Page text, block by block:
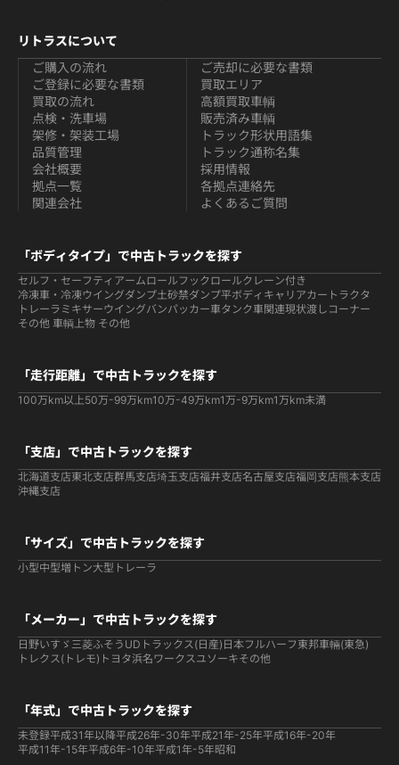
リトラスについて
ご購入の流れ
ご登録に必要な書類
買取の流れ
ご売却に必要な書類
買取エリア
高額買取車輌
点検・洗車場
架修・架装工場
品質管理
販売済み車輌
トラック形状用語集
トラック通称名集
会社概要
拠点一覧
関連会社
採用情報
各拠点連絡先
よくあるご質問
「ボディタイプ」で中古トラックを探す
セルフ・セーフティ アームロールフックロールクレーン付き
冷凍車・冷凍ウイングダンプ土砂禁ダンプ平ボディ キャリアカー トラクタ
トレーラ ミキサーウイングバンパッカー車タンク車関連現状渡しコーナー
その他 車輌 上物 その他
「走行距離」で中古トラックを探す
100万km以上50万-99万km10万-49万km1万-9万km1万km未満
「支店」で中古トラックを探す
北海道支店東北支店群馬支店埼玉支店福井支店名古屋支店福岡支店熊本支店
沖縄支店
「サイズ」で中古トラックを探す
小型中型増トン大型 トレーラ
「メーカー」で中古トラックを探す
日野いすゞ 三菱ふそう UDトラックス(日産) 日本フルハーフ 東邦車輛(東急)
トレクス(トレモ) トヨタ浜名ワークス ユソーキその他
「年式」で中古トラックを探す
未登録平成31年以降平成26年-30年平成21年-25年平成16年-20年
平成11年-15年平成6年-10年平成1年-5年昭和